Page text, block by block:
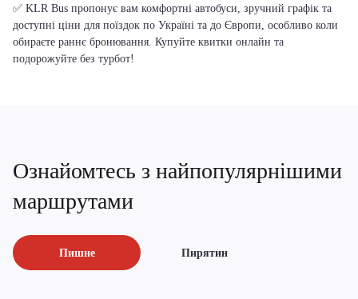
✅ KLR Bus пропонує вам комфортні автобуси, зручний графік та
доступні ціни для поїздок по Україні та до Європи, особливо коли
обираєте раннє бронювання. Купуйте квитки онлайн та
подорожуйте без турбот!
Ознайомтесь з найпопулярнішими
маршрутами
Пишне Пирятин